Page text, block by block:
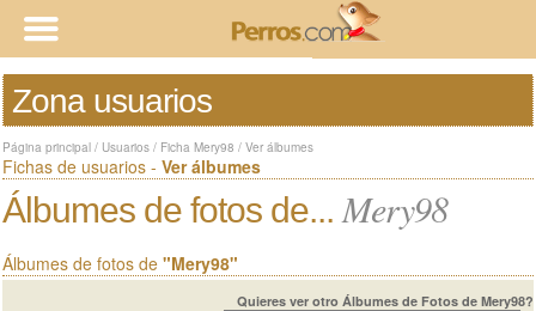
Zona usuarios
Página principal / Usuarios / Ficha Mery98 / Ver álbumes
Fichas de usuarios - Ver álbumes
Álbumes de fotos de... Mery98
Álbumes de fotos de "Mery98"
Quieres ver otro Álbumes de Fotos de Mery98?